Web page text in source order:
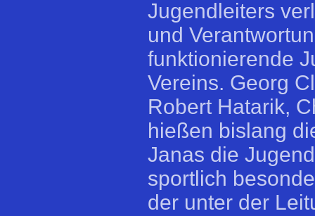
Jugendleiters
und
funktionierende
Vereins. Georg
Robert Hatarik,
hießen bislang
Janas die
sportlich
der unter der